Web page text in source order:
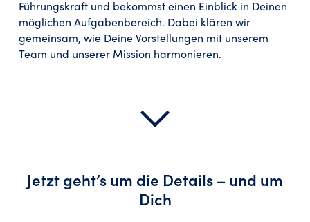
Führungskraft und bekommst einen Einblick in Deinen
möglichen Aufgabenbereich. Dabei klären wir
gemeinsam, wie Deine Vorstellungen mit unserem
Team und unserer Mission harmonieren.
Jetzt geht’s um die Details – und um
Dich